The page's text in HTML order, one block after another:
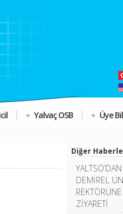
Yalvaç OSB
Üye
Diğer
DEMİREL
ZİYARETİ